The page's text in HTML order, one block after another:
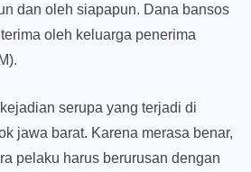
dan oleh siapapun. Dana bansos
oleh keluarga penerima
serupa yang terjadi di
jawa barat. Karena merasa benar,
pelaku harus berurusan dengan